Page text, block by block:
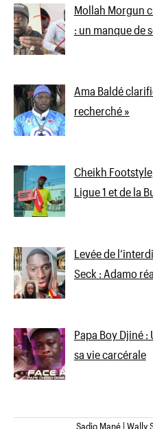
Mollah Morgun
: un manque de
Ama Baldé
recherché »
Cheikh
Ligue 1 et de la
Levée de
Seck : Adamo
Papa Boy Djiné
sa vie carcérale
Sadio Mané | Wally